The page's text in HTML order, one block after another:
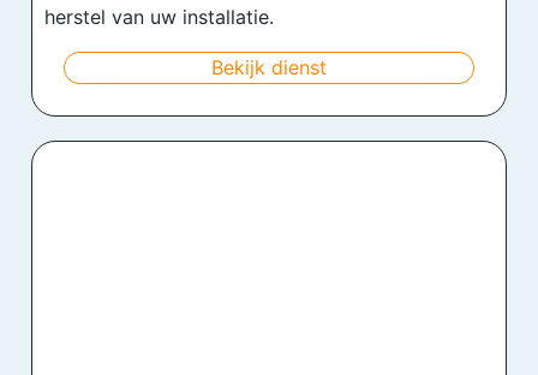
herstel van uw installatie.
Bekijk dienst